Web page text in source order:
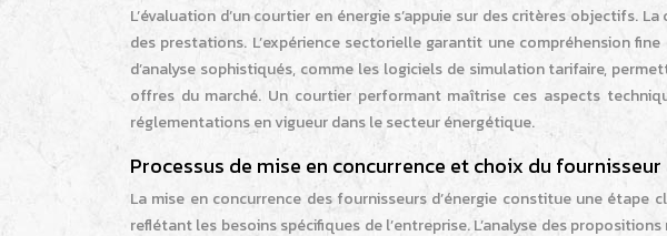
L’évaluation d’un courtier en énergie s’appuie sur des critères objectifs.
des prestations. L’expérience sectorielle garantit une compréhension
d’analyse sophistiqués, comme les logiciels de simulation tarifaire,
offres du marché. Un courtier performant maîtrise ces aspects
réglementations en vigueur dans le secteur énergétique.
Processus de mise en concurrence et choix du
La mise en concurrence des fournisseurs d’énergie constitue une étape
reflétant les besoins spécifiques de l’entreprise. L’analyse des